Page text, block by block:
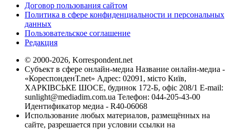
Договор пользования сайтом
Политика в сфере конфиденциальности и персональных
данных
Пользовательское соглашение
Редакция
© 2000-2026, Korrespondent.net
Субъект в сфере онлайн-медиа Название онлайн-медиа -
«КореспонденТ.net» Адрес: 02091, місто Київ,
ХАРКІВСЬКЕ ШОСЕ, будинок 172-Б, офіс 208/1 E-mail:
sunlight@mediadim.com.ua Телефон: 044-205-43-00
Идентификатор медиа - R40-06068
Использование любых материалов, размещённых на
сайте, разрешается при условии ссылки на